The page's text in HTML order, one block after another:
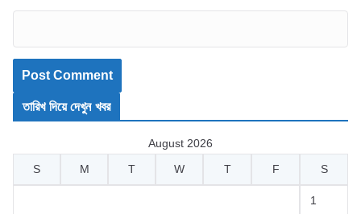
তারিখ দিয়ে দেখুন খবর
August 2026
S
M T W T F S
1